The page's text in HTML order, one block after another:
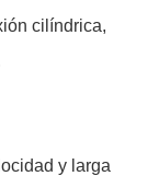
cilíndrica,
y larga